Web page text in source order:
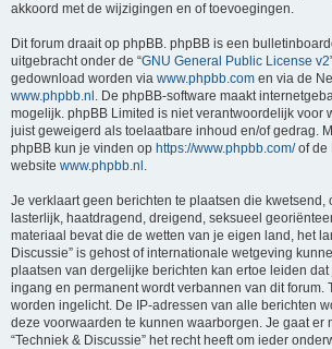
akkoord met de wijzigingen en of toevoegingen.
Dit forum draait op phpBB. phpBB is een
uitgebracht onder de “GNU General Public License v2
gedownload worden via www.phpbb.com en via de
www.phpbb.nl . De phpBB-software maakt
mogelijk. phpBB Limited is niet verantwoordelijk voor
juist geweigerd als toelaatbare inhoud en/of gedrag.
phpBB kun je vinden op https://www.phpbb.com/of de
website www.phpbb.nl .
Je verklaart geen berichten te plaatsen die kwetsend,
lasterlijk, haatdragend, dreigend, seksueel
materiaal bevat die de wetten van je eigen land, het
Discussie” is gehost of internationale wetgeving
plaatsen van dergelijke berichten kan ertoe leiden
ingang en permanent wordt verbannen van dit forum.
worden ingelicht. De IP-adressen van alle berichten
deze voorwaarden te kunnen waarborgen. Je gaat er
“Techniek & Discussie” het recht heeft om ieder